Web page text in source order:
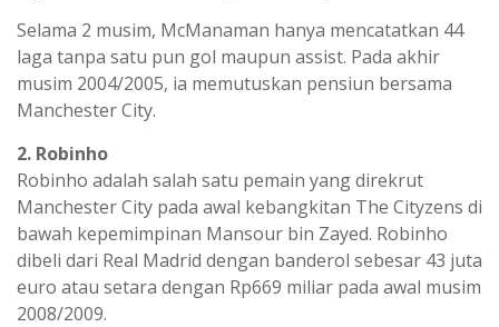
Selama 2 musim, McManaman hanya mencatatkan 44
laga tanpa satu pun gol maupun assist. Pada akhir
musim 2004/2005, ia memutuskan pensiun bersama
Manchester City.
2. Robinho
Robinho adalah salah satu pemain yang direkrut
Manchester City pada awal kebangkitan The Cityzens di
bawah kepemimpinan Mansour bin Zayed. Robinho
dibeli dari Real Madrid dengan banderol sebesar 43 juta
euro atau setara dengan Rp669 miliar pada awal musim
2008/2009.